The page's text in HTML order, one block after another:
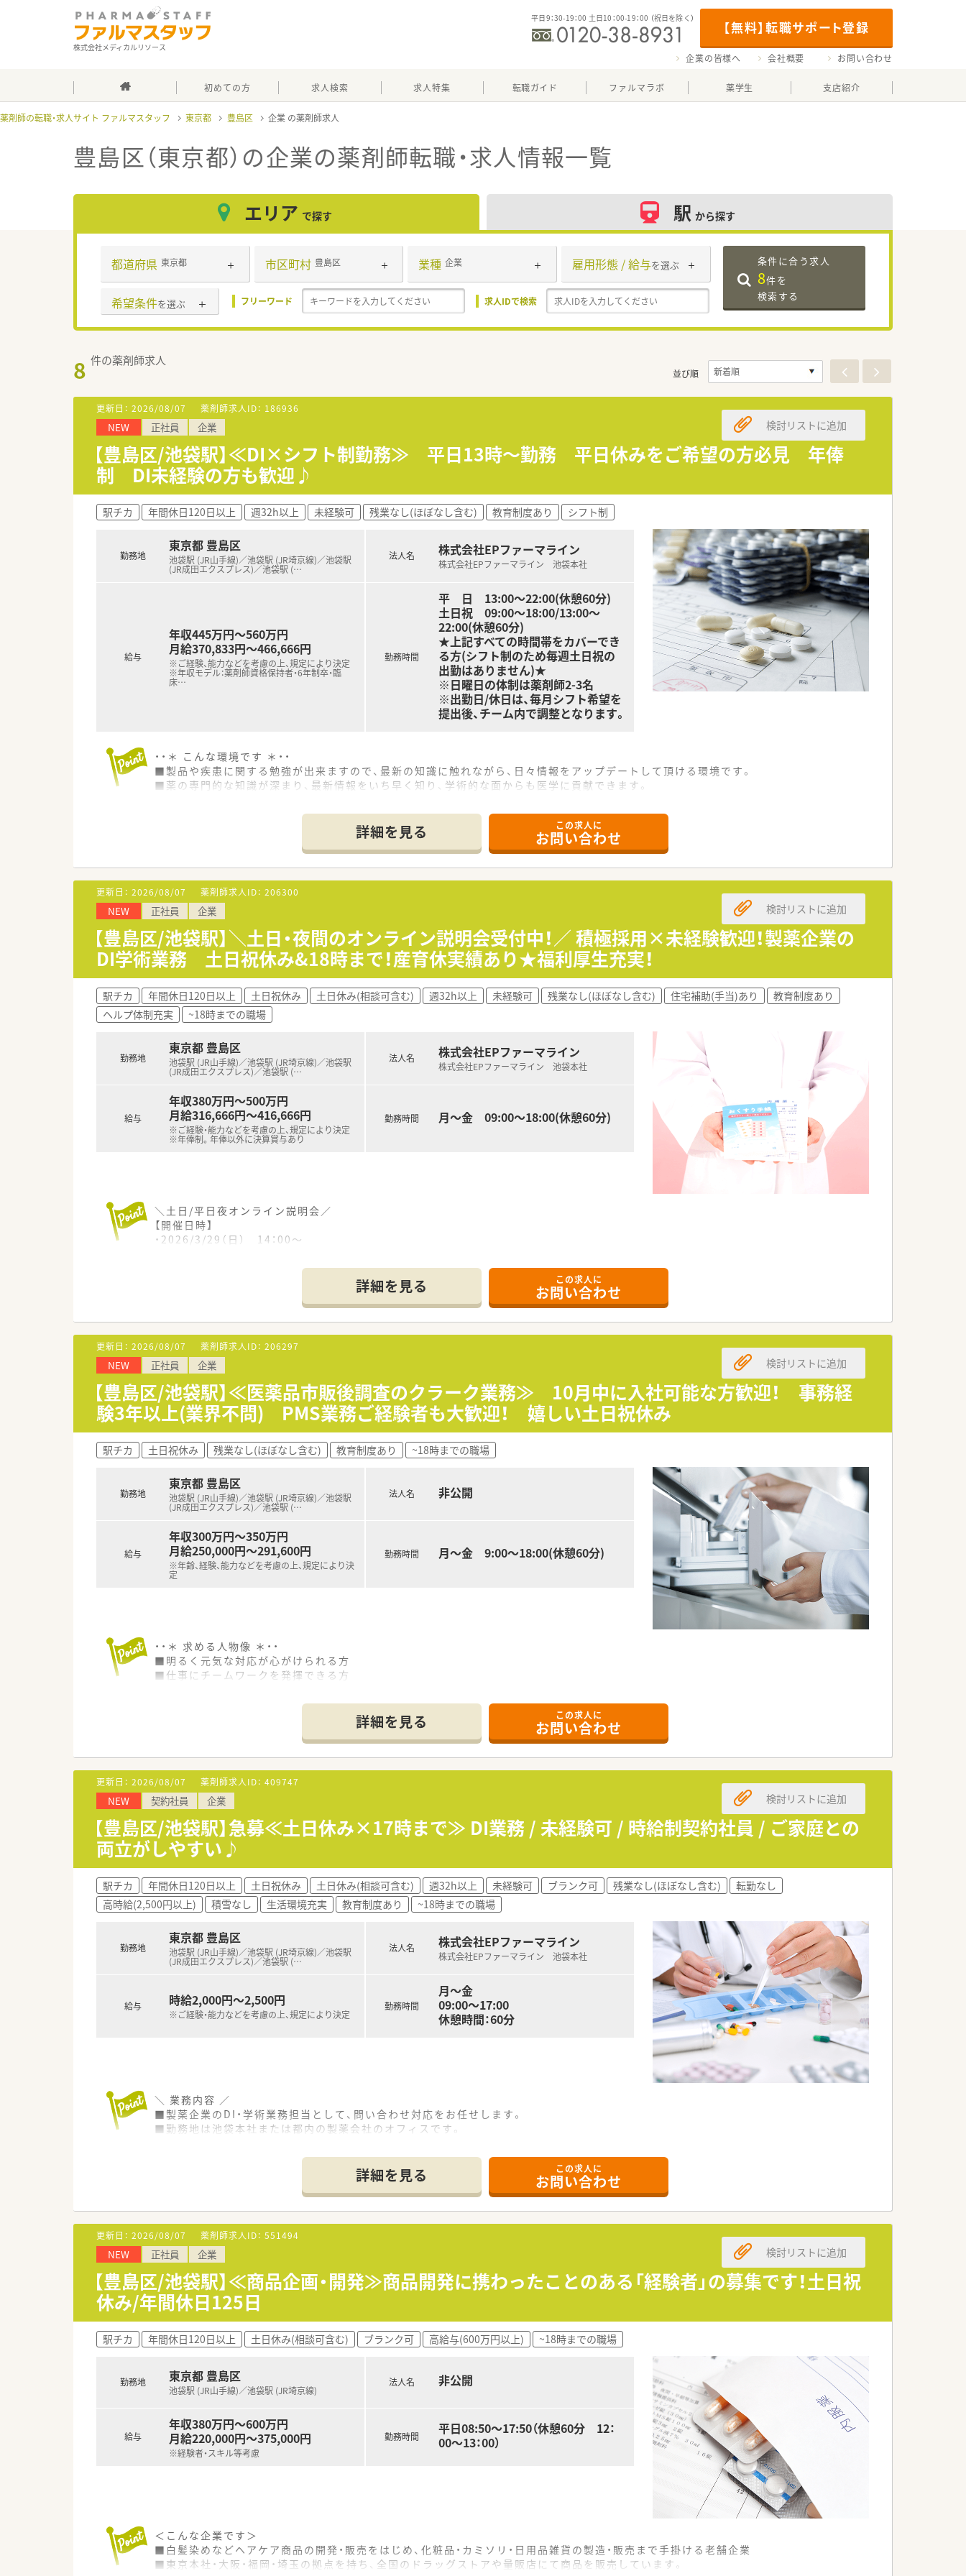
株式会社メディカルリソース
【無料】転職サポート登録
平日9：30-19：00 土日10：00-19：00 （祝日を除く）
企業の皆様へ 会社概要 お問い合わせ
初めての方 求人検索 求人特集 転職ガイド ファルマラボ 薬学生 支店紹介
薬剤師の転職・求人サイト ファルマスタッフ 東京都 豊島区 企業
豊島区（東京都）の企業の薬剤師転職・求人情報一覧
エリア で探す 駅 から探す
都道府県 東京都 市区町村 豊島区 業種 企業 雇用形態 / 給与を選ぶ
希望条件を選ぶ フリーワード 求人IDで検索
条件に合う求人
8件を
検索する
8 件の薬剤師求人
並び順
更新日： 2026/08/07 薬剤師求人ID： 186936
NEW 正社員 企業
【豊島区/池袋駅】≪DI×シフト制勤務≫ 平日13時～勤務 平日休みをご希望の方必見 年俸
制 DI未経験の方も歓迎♪
検討リストに追加
駅チカ 年間休日120日以上 週32h以上 未経験可 残業なし(ほぼなし含む) 教育制度あり シフト制
勤務地
東京都 豊島区
池袋駅 (JR山手線)／池袋駅 (JR埼京線)／池袋駅
(JR成田エクスプレス)／池袋駅 (…
給与
年収445万円～560万円
月給370,833円～466,666円
※ご経験、能力などを考慮の上、規定により決定
※年収モデル：薬剤師資格保持者・6年制卒・臨
床…
法人名 株式会社EPファーマライン
株式会社EPファーマライン 池袋本社
勤務時間
平 日 13:00～22:00(休憩60分)
土日祝 09:00～18:00/13:00～
22:00(休憩60分)
★上記すべての時間帯をカバーでき
る方(シフト制のため毎週土日祝の
出勤はありません)★
※日曜日の体制は薬剤師2-3名
※出勤日/休日は、毎月シフト希望を
提出後、チーム内で調整となります。
・・＊ こんな環境です ＊・・
■製品や疾患に関する勉強が出来ますので、最新の知識に触れながら、⽇々情報をアップデートして頂ける環境です。
■薬の専門的な知識が深まり、最新情報をいち早く知り、学術的な面からも医学に貢献できます。
■産休・育休取得率は90％以上×復帰率は95％！
時短管理職の方も活躍中で女性が働きやすい職場づくりをしております。
■育児補助制度もございます。
■女性社員が8割、離職率5%未満です。
■チームでのお仕事になりますので、有給休暇も取得しやすい環境です。
■決算賞与も出るやりがいのある職場です。
■キャリアパスも充実！
・・＊ 企業の特徴 ＊・・
■DI業務を中心にBPO・ヘルスケア・マルチチャンネルプロモーションの4つの事業を主として事業展開しています。
■製薬企業の国内売上ランキング上位20社中、ほとんどのメーカとの取引実績があり信用を得ています。
■ご入社後に研修もあり初めての方でもご安心頂けます。
■病院での病棟業務のご経験、MR経験者など歓迎♪
■残業少なめ！有給休暇の取得率も高くワーク・ライフバランスの整った会社です。
詳細を見る この求人に
お問い合わせ
更新日： 2026/08/07 薬剤師求人ID： 206300
NEW 正社員 企業
【豊島区/池袋駅】＼土日・夜間のオンライン説明会受付中！／ 積極採用×未経験歓迎！製薬企業の
DI学術業務 土日祝休み&18時まで！産育休実績あり★福利厚生充実！
検討リストに追加
駅チカ 年間休日120日以上 土日祝休み 土日休み(相談可含む) 週32h以上 未経験可 残業なし(ほぼなし含む) 住宅補助(手当)あり
教育制度あり
ヘルプ体制充実
~18時までの職場
勤務地
東京都 豊島区
池袋駅 (JR山手線)／池袋駅 (JR埼京線)／池袋駅
(JR成田エクスプレス)／池袋駅 (…
給与
年収380万円～500万円
月給316,666円～416,666円
※ご経験・能力などを考慮の上、規定により決定
※年俸制。年俸以外に決算賞与あり
法人名 株式会社EPファーマライン
株式会社EPファーマライン 池袋本社
勤務時間 月～金 09:00～18:00(休憩60分)
＼土日/平日夜オンライン説明会／
【開催日時】
・2026/3/29（日） 14：00～
・2026/4/15（水） 19：00～
※ご参加希望の場合は開催3日前（土日祝を除く）までに「参加希望」の旨をご連絡ください
・・＊ 企業の特徴 ＊・・
■EPSグループ全体で薬を開発する創薬から製造販売後の育薬までグループにてワンストップでおこなっている企業の中で製造販売後
の部門を担っています。
■DI業務を中心にBPO・ヘルスケア・マルチチャンネルプロモーションの4つの事業を主として事業展開しています。
■製薬企業の国内売上ランキング上位20社中、ほとんどのメーカとの取引実績があり信用を得ています。
＼ 業務内容 ／
■製薬メーカーのDI・学術業務を担当していただきます。
■1日受電件数は平均15～20件/人
■電話対応以外は報告書の作成や文献を探したり、受電に対する回答を調べるなどの業務がメインとなります！
■医薬品に関する最新かつ豊富な知識を身につけることができます！
■将来的にはリモートワークでの勤務の場合もございます。
■産休・育休取得率は90％以上×復帰率は95％！
時短管理職の方も活躍中で女性が働きやすい職場づくりをしております。
■育児補助制度もございます。
■女性社員が8割、離職率5%未満です。
＼薬局経験者が活躍中／
◎調剤薬局やドラッグストアのご経験をバックグラウンドに持つ方が多くご勤務されています
◎「聞く」ことを大切にされている方、ぜひその強みを活かしてみませんか？
詳細を見る この求人に
お問い合わせ
更新日： 2026/08/07 薬剤師求人ID： 206297
NEW 正社員 企業
【豊島区/池袋駅】≪医薬品市販後調査のクラーク業務≫ 10月中に入社可能な方歓迎！ 事務経
験3年以上(業界不問) PMS業務ご経験者も大歓迎！ 嬉しい土日祝休み
検討リストに追加
駅チカ 土日祝休み 残業なし(ほぼなし含む) 教育制度あり ~18時までの職場
勤務地
東京都 豊島区
池袋駅 (JR山手線)／池袋駅 (JR埼京線)／池袋駅
(JR成田エクスプレス)／池袋駅 (…
給与
年収300万円～350万円
月給250,000円～291,600円
※年齢、経験、能力などを考慮の上、規定により決
定
法人名 非公開
勤務時間 月～金 9:00～18:00(休憩60分)
・・＊ 求める人物像 ＊・・
■明るく元気な対応が心がけられる方
■仕事にチームワークを発揮できる方
■きめ細やかな配慮・心配りができる方
・・＊ お任せする業務内容 ＊・・
■新薬が病院などで使用された後に品質や有効性、安全性などを調べる『市販後調査』に関わる事務業務です。
■製薬企業・施設(病院)・当社の3社間の連携をスムーズにするために、欠かせないポジションです。
・調査開始契約締結のための契約書の作成申請(テンプレート使用)
・製薬企業側(主にMR)との電話・Outlookメールでの連絡
・モニター(病院の担当者)への電話・Outlookメールでの連絡、進捗確認
・調査データの確認・チェック
・データをまとめて報告書を作成
・製薬企業との定例会出席、議事録作成 など
・・＊ 企業の特徴 ＊・・
■製薬企業からのDI(くすり相談窓口)・学術業務のビジネスではトップシェアを誇っています。
■女性社員が8割、離職率5%未満、産休育休復帰率95%。社員へのしっかりとしたサポート体制が整っています。
■有給取得はチームでのお仕事なので取得しやすい環境です。
詳細を見る この求人に
お問い合わせ
更新日： 2026/08/07 薬剤師求人ID： 409747
NEW 契約社員 企業
【豊島区/池袋駅】急募≪土日休み×17時まで≫ DI業務 / 未経験可 / 時給制契約社員 / ご家庭との
両立がしやすい♪
検討リストに追加
駅チカ 年間休日120日以上 土日祝休み 土日休み(相談可含む) 週32h以上 未経験可 ブランク可 残業なし(ほぼなし含む)
転勤なし
高時給(2,500円以上)
積雪なし 生活環境充実 教育制度あり ~18時までの職場
勤務地
東京都 豊島区
池袋駅 (JR山手線)／池袋駅 (JR埼京線)／池袋駅
(JR成田エクスプレス)／池袋駅 (…
給与 時給2,000円～2,500円
※ご経験・能力などを考慮の上、規定により決定
法人名 株式会社EPファーマライン
株式会社EPファーマライン 池袋本社
勤務時間
月～金
09:00～17:00
休憩時間：60分
＼ 業務内容 ／
■製薬企業のDI・学術業務担当として、問い合わせ対応をお任せします。
■勤務地は池袋本社または都内の製薬会社のオフィスです。
■⽂献の検索や学術資料などを参照し、正確な最新の情報を提供していただきます。
■対応件数は、１時間あたり2～3件程度、対応後に記録を作成します。
■空いている時間は製品や疾患に関する勉強ができますので、⽇々情報をアップデートしていただける環境です。
＼ 企業の特徴 ／
■EPSグループ全体で薬を開発する創薬から製造販売後の育薬までグループにてワンストップでおこなっている企業の中で製造販売後
の部門を担っています。
■DI業務を中心にBPO・ヘルスケア・マルチチャンネルポロモーションの4つの事業を主として事業展開しています。
■製薬企業の国内売上ランキング上位20社中、ほとんどのメーカとの取引実績があり信用を得ています。
＼ こんな環境です ／
■製品や疾患に関する勉強が出来ますので、最新の知識に触れながら、⽇々情報をアップデートして頂ける環境です。
■薬の専門的な知識が深まり、最新情報をいち早く知り、学術的な面からも医学に貢献できます。
■産休・育休取得率は90％以上×復帰率95％！
時短管理職の方も活躍中で女性が働きやすい職場づくりをしております。
■女性社員が8割、離職率5%未満です。
■チームでのお仕事になりますので、有給休暇も取得しやすい環境です。
■決算賞与も出るやりがいのある職場です。
■キャリアパスも充実
■調剤経験や接客経験を活かして、企業デビューしたい方
■ご家庭の事情があり時間制限のある方やプライベートとの両立を目指す方
詳細を見る この求人に
お問い合わせ
更新日： 2026/08/07 薬剤師求人ID： 551494
NEW 正社員 企業
【豊島区/池袋駅】≪商品企画・開発≫商品開発に携わったことのある「経験者」の募集です！土日祝
休み/年間休日125日
検討リストに追加
駅チカ 年間休日120日以上 土日休み(相談可含む) ブランク可 高給与(600万円以上) ~18時までの職場
勤務地 東京都 豊島区
池袋駅 (JR山手線)／池袋駅 (JR埼京線)
給与
年収380万円～600万円
月給220,000円～375,000円
※経験者・スキル等考慮
法人名 非公開
勤務時間
平日08:50～17:50（休憩60分 12：
00～13：00）
＜こんな企業です＞
■白髪染めなどヘアケア商品の開発・販売をはじめ、化粧品・カミソリ・日用品雑貨の製造・販売まで手掛ける老舗企業
■東京本社・大阪・福岡・埼玉の拠点を持ち、全国のドラッグストアや量販店にて商品を販売しています。